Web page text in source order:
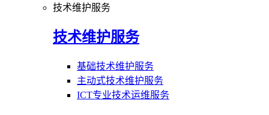
技术维护服务
技术维护服务
基础技术维护服务
主动式技术维护服务
ICT专业技术运维服务